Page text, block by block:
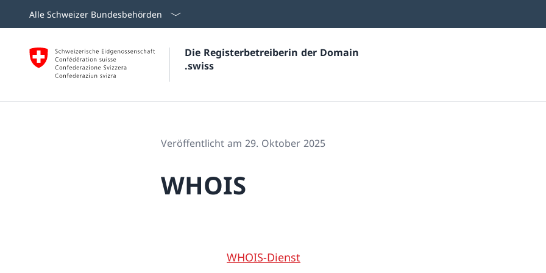
Alle Schweizer Bundesbehörden
Die Registerbetreiberin der Domain
.swiss
Veröffentlicht am 29. Oktober 2025
WHOIS
WHOIS-Dienst